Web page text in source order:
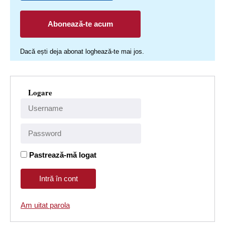
Abonează-te acum
Dacă ești deja abonat loghează-te mai jos.
Logare
Pastrează-mă logat
Am uitat parola